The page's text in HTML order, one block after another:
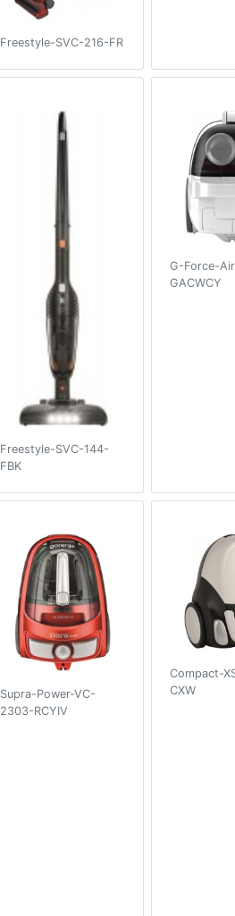
Freestyle-SVC-216-FR
Freestyle-SVC-144-
FBK
G-Force-
GACWCY
Supra-Power-VC-
2303-RCYIV
Compact-
CXW